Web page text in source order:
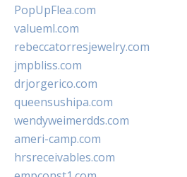
PopUpFlea.com
valueml.com
rebeccatorresjewelry.com
jmpbliss.com
drjorgerico.com
queensushipa.com
wendyweimerdds.com
ameri-camp.com
hrsreceivables.com